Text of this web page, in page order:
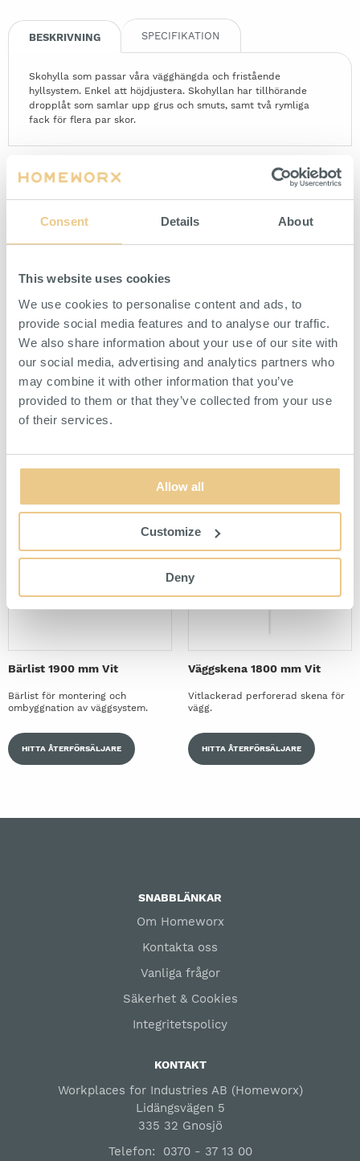
Consent Details About
This website uses cookies
We use cookies to personalise content and ads, to
provide social media features and to analyse our traffic.
We also share information about your use of our site with
our social media, advertising and analytics partners who
may combine it with other information that you’ve
provided to them or that they’ve collected from your use
of their services.
Allow all
Customize
Deny
BESKRIVNING SPECIFIKATION
Skohylla som passar våra vägghängda och fristående
hyllsystem. Enkel att höjdjustera. Skohyllan har tillhörande
dropplåt som samlar upp grus och smuts, samt två rymliga
fack för flera par skor.
PASSAR MED
Hyllkonsoler Vinklingsbara
400 mm Vit
Vitlackerad konsol till vägghängd
Trådhyllplan 600x400 mm
Bärlist 1900 mm Vit
Bärlist för montering och
ombyggnation av väggsystem.
HITTA ÅTERFÖRSÄLJARE
Väggskena 1800 mm Vit
Vitlackerad perforerad skena för
vägg.
HITTA ÅTERFÖRSÄLJARE
SNABBLÄNKAR
Om Homeworx
Kontakta oss
Vanliga frågor
Säkerhet & Cookies
Integritetspolicy
KONTAKT
Workplaces for Industries AB (Homeworx)
Lidängsvägen 5
335 32 Gnosjö
Telefon: 0370 - 37 13 00